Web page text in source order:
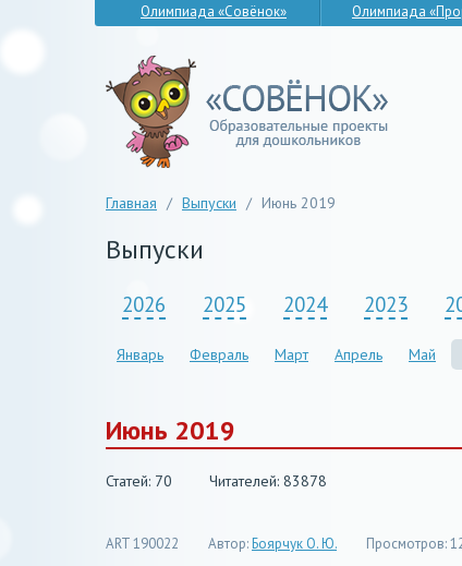
Олимпиада «Совёнок» Олимпиада
Главная / Выпуски / Июнь 2019
Выпуски
2026 2025 2024 2023
Январь Февраль Март Апрель Май
Июнь 2019
Статей: 70 Читателей: 83878
ART 190022 Автор:Боярчук О. Ю. Просмотров: